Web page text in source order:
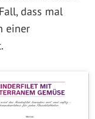
dass mal
einer